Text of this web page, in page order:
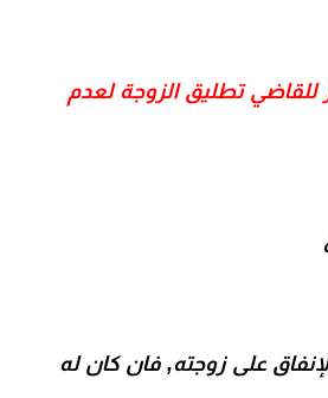
تطليق الزوجة لعدم
على زوجته, فان كان له